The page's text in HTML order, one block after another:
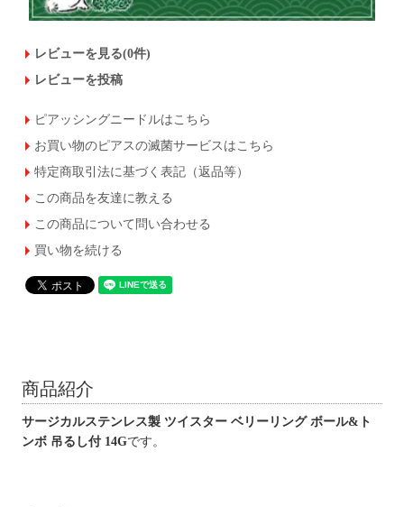
レビューを見る(0件)
レビューを投稿
ピアッシングニードルはこちら
お買い物のピアスの滅菌サービスはこちら
特定商取引法に基づく表記（返品等）
この商品を友達に教える
この商品について問い合わせる
買い物を続ける
商品紹介
サージカルステンレス製 ツイスター ベリーリング ボール&ト
ンボ 吊るし付 14Gです。